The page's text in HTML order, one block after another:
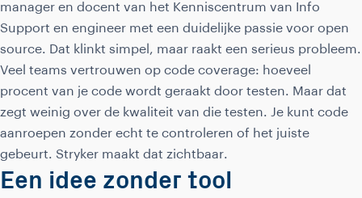
manager en docent van het Kenniscentrum van Info
Support en engineer met een duidelijke passie voor open
source. Dat klinkt simpel, maar raakt een serieus probleem.
Veel teams vertrouwen op code coverage: hoeveel
procent van je code wordt geraakt door testen. Maar dat
zegt weinig over de kwaliteit van die testen. Je kunt code
aanroepen zonder echt te controleren of het juiste
gebeurt. Stryker maakt dat zichtbaar.
Een idee zonder tool